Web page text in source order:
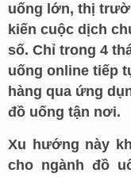
uống lớn, thị
kiến cuộc dịch
số. Chỉ trong 4
uống online tiếp
hàng qua ứng
đồ uống tận nơi.
Xu hướng này
cho ngành đồ